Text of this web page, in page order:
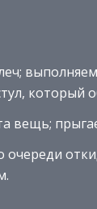
выполняем
который
вещь;